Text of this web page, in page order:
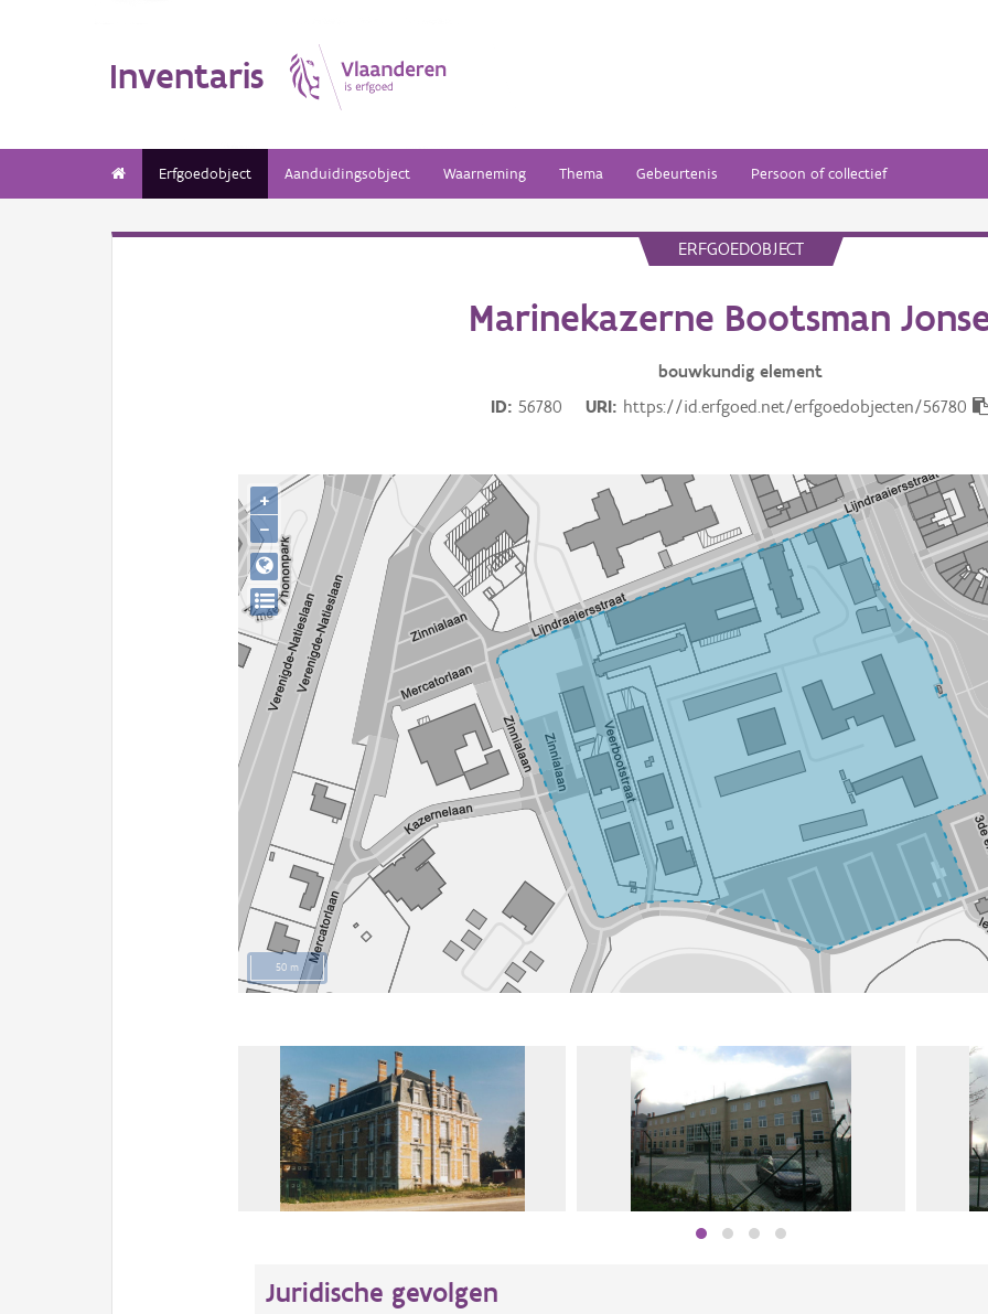
Inventaris
Erfgoedobject Aanduidingsobject Waarneming Thema Gebeurtenis Persoon of collectief
ERFGOEDOBJECT
Marinekazerne Bootsman
bouwkundig element
ID
56780 URI https://id.erfgoed.net/erfgoedobjecten/56780
50 m
+
−
Juridische gevolgen